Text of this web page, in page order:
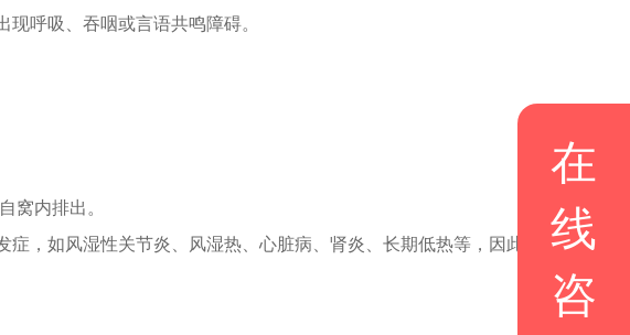
呼吸、吞咽或言语共鸣障碍。
窝内排出。
，如风湿性关节炎、风湿热、心脏病、肾炎、长期低热等，因此慢性扁桃体炎
在
线
咨